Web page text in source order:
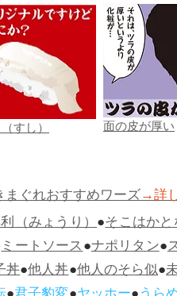
すし） 面の皮が厚い
まぐれおすすめワーズ→詳
（みょうり）●そこはか
ミートソース●ナポリタン●
丼●他人丼●他人のそら似●